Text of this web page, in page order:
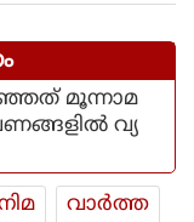
മൂന്നാമ
വ്യ
വാര്‍ത്ത